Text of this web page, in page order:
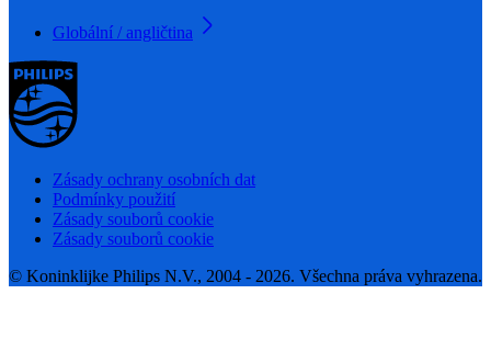
Globální / angličtina
Zásady ochrany osobních dat
Podmínky použití
Zásady souborů cookie
Zásady souborů cookie
© Koninklijke Philips N.V., 2004 - 2026. Všechna práva vyhrazena.